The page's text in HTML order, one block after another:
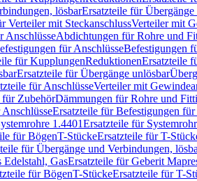
lösbarErsatzteile für
Verteiler mit SteckanschlussVerteiler mit
AnschlüsseAbdichtungen für Rohre und
für AnschlüsseBefestigungen
für KupplungenReduktionenErsatzteile
Ersatzteile für Übergänge unlösbar
für AnschlüsseVerteiler mit
für ZubehörDämmungen für Rohre und
Ersatzteile für Befestigungen für
1.4401Ersatzteile für
für BögenT-StückeErsatzteile für T-
für Übergänge und Verbindungen,
Edelstahl, GasErsatzteile für Geberit
für BögenT-StückeErsatzteile für T-